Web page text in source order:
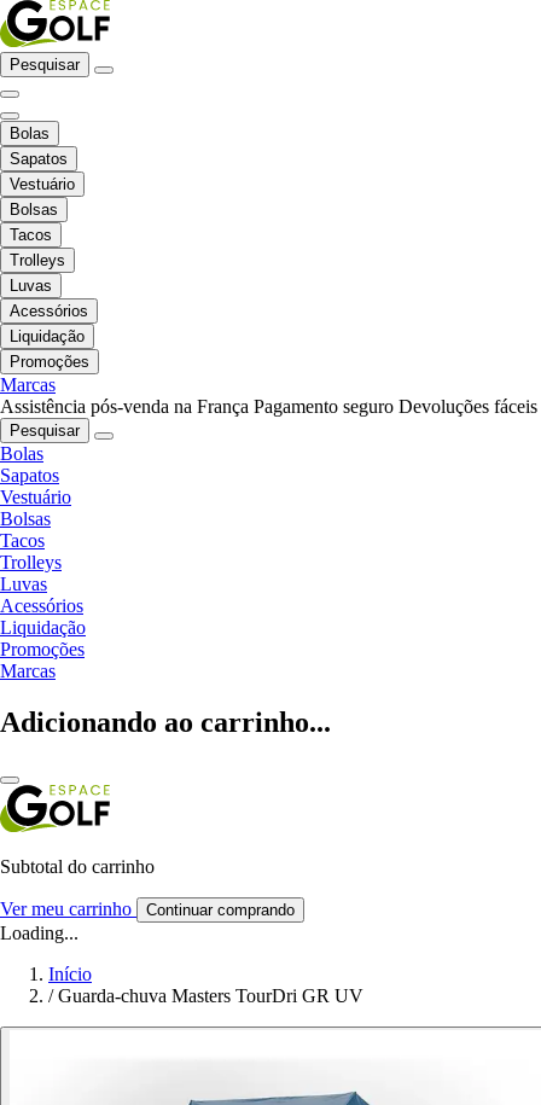
Pesquisar
Bolas
Sapatos
Vestuário
Bolsas
Tacos
Trolleys
Luvas
Acessórios
Liquidação
Promoções
Marcas
Assistência pós-venda na França Pagamento seguro Devoluções fáceis
Pesquisar
Bolas
Sapatos
Vestuário
Bolsas
Tacos
Trolleys
Luvas
Acessórios
Liquidação
Promoções
Marcas
Adicionando ao carrinho...
Subtotal do carrinho
Ver meu carrinho Continuar comprando
Loading...
Início
/ Guarda-chuva Masters TourDri GR UV